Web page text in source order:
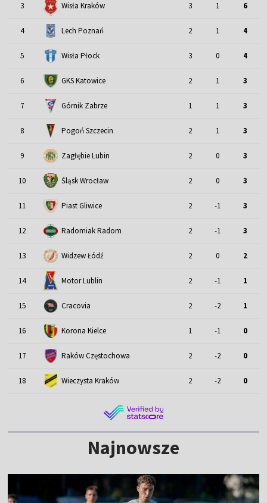
3 Wisła Kraków 3 1 6
4 Lech Poznań 2 1 4
5 Wisła Płock 3 0 4
6 GKS Katowice 2 1 3
7 Górnik Zabrze 1 1 3
8 Pogoń Szczecin 2 1 3
9 Zagłębie Lubin 2 0 3
10 Śląsk Wrocław 2 0 3
11 Piast Gliwice 2 -1 3
12 Radomiak Radom 2 -1 3
13 Widzew Łódź 2 0 2
14 Motor Lublin 2 -1 1
15 Cracovia 2 -2 1
16 Korona Kielce 1 -1 0
17 Raków Częstochowa 2 -2 0
18 Wieczysta Kraków 2 -2 0
Najnowsze